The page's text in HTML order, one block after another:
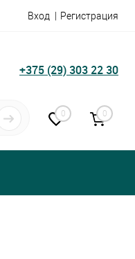
Вход Регистрация
+375 (29) 303 22 30
0 0